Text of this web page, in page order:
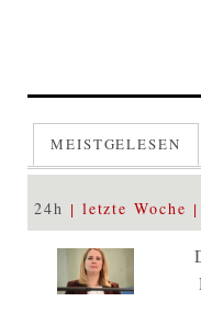
MEISTGELESEN
24h letzte Woche